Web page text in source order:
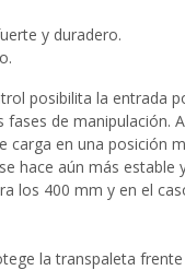
y duradero.
posibilita la entrada
de manipulación.
en una posición
hace aún más estable
los 400 mm y en el
la transpaleta